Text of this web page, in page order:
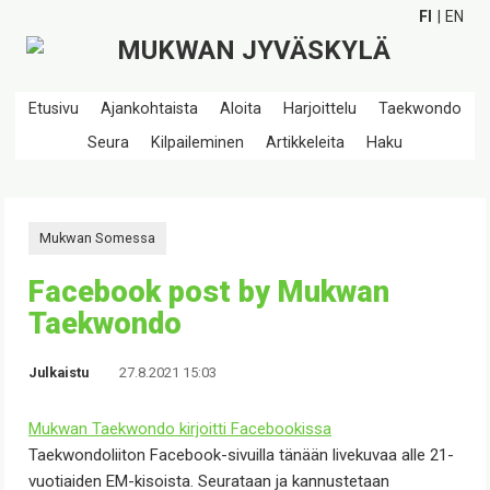
FI EN
Etusivu Ajankohtaista Aloita Harjoittelu
Taekwondo
Seura
Kilpaileminen Artikkeleita Haku
Mukwan Somessa
Facebook post by Mukwan
Taekwondo
Julkaistu 27.8.2021 15:03
Mukwan Taekwondo kirjoitti Facebookissa
Taekwondoliiton Facebook-sivuilla tänään livekuvaa alle 21-
vuotiaiden EM-kisoista. Seurataan ja kannustetaan